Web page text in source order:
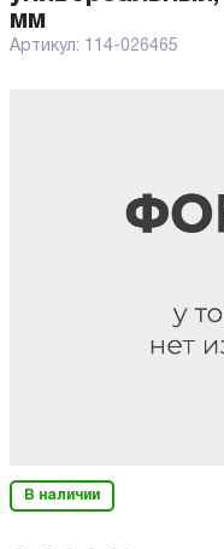
мм
Артикул: 114-026465
В наличии